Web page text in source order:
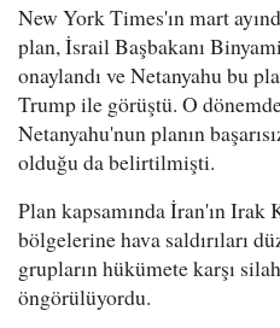
New York Times'ın mart
plan, İsrail Başbakanı
onaylandı ve Netanyahu bu
Trump ile görüştü. O
Netanyahu'nun planın
olduğu da belirtilmişti.
Plan kapsamında İran'ın Irak
bölgelerine hava saldırıları
grupların hükümete karşı
öngörülüyordu.